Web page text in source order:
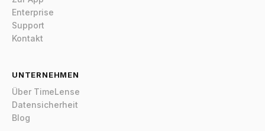
Enterprise
Support
Kontakt
UNTERNEHMEN
Über TimeLense
Datensicherheit
Blog